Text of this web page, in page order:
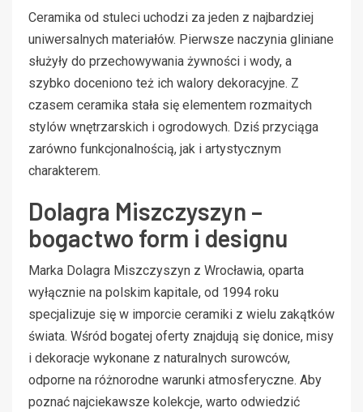
Ceramika od stuleci uchodzi za jeden z najbardziej
uniwersalnych materiałów. Pierwsze naczynia gliniane
służyły do przechowywania żywności i wody, a
szybko doceniono też ich walory dekoracyjne. Z
czasem ceramika stała się elementem rozmaitych
stylów wnętrzarskich i ogrodowych. Dziś przyciąga
zarówno funkcjonalnością, jak i artystycznym
charakterem.
Dolagra Miszczyszyn –
bogactwo form i designu
Marka Dolagra Miszczyszyn z Wrocławia, oparta
wyłącznie na polskim kapitale, od 1994 roku
specjalizuje się w imporcie ceramiki z wielu zakątków
świata. Wśród bogatej oferty znajdują się donice, misy
i dekoracje wykonane z naturalnych surowców,
odporne na różnorodne warunki atmosferyczne. Aby
poznać najciekawsze kolekcje, warto odwiedzić